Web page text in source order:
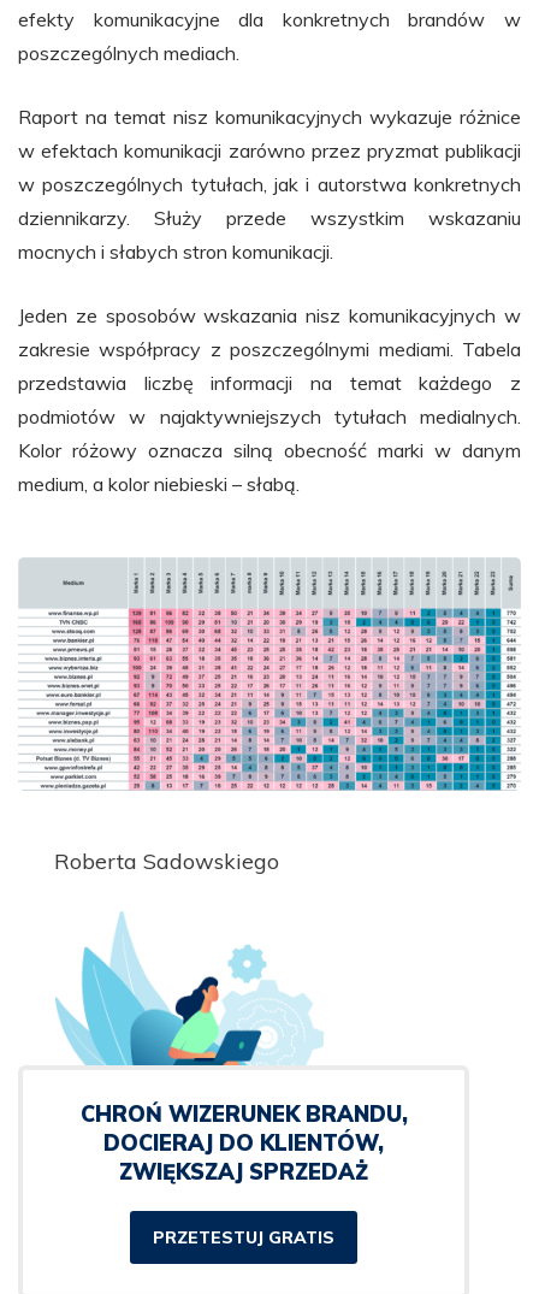
efekty komunikacyjne dla konkretnych brandów w
poszczególnych mediach.
Raport na temat nisz komunikacyjnych wykazuje różnice
w efektach komunikacji zarówno przez pryzmat publikacji
w poszczególnych tytułach, jak i autorstwa konkretnych
dziennikarzy. Służy przede wszystkim wskazaniu
mocnych i słabych stron komunikacji.
Jeden ze sposobów wskazania nisz komunikacyjnych w
zakresie współpracy z poszczególnymi mediami. Tabela
przedstawia liczbę informacji na temat każdego z
podmiotów w najaktywniejszych tytułach medialnych.
Kolor różowy oznacza silną obecność marki w danym
medium, a kolor niebieski – słabą.
Roberta Sadowskiego
CHROŃ WIZERUNEK BRANDU,
DOCIERAJ DO KLIENTÓW,
ZWIĘKSZAJ SPRZEDAŻ
PRZETESTUJ GRATIS